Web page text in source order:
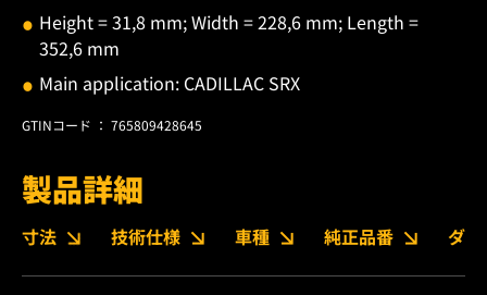
Height = 31,8 mm; Width = 228,6 mm; Length =
352,6 mm
Main application: CADILLAC SRX
GTINコード ： 765809428645
製品詳細
寸法 技術仕様 車種 純正品番 ダ